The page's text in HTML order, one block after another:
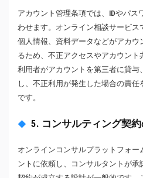
アカウント管理条項では、IDやパス
わせます。オンライン相談サービス
個人情報、資料データなどがアカウ
るため、不正アクセスやアカウント
利用者がアカウントを第三者に貸与
し、不正利用が発生した場合の責
です。
5. コンサルティング契
オンラインコンサルプラットフォー
ントに依頼し、コンサルタントが承